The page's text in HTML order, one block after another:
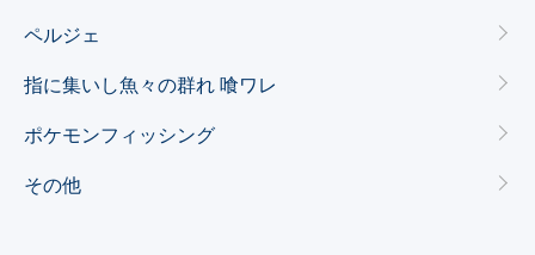
ペルジェ
指に集いし魚々の群れ 喰ワレ
ポケモンフィッシング
その他